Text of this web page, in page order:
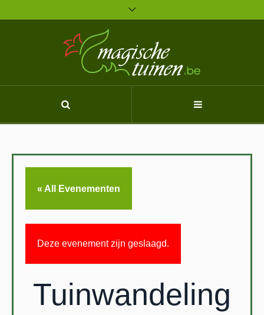
« All Evenementen
Deze evenement zijn geslaagd.
Tuinwandeling